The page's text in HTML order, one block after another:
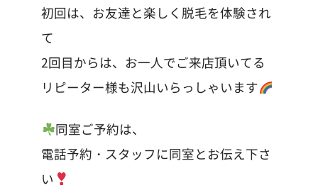
初回は、お友達と楽しく脱毛を体験され
て
2回目からは、お一人でご来店頂いてる
リピーター様も沢山いらっしゃいます
同室ご予約は、
電話予約・スタッフに同室とお伝え下さ
い